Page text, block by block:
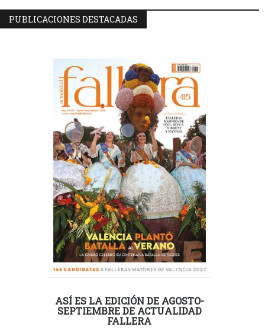
PUBLICACIONES DESTACADAS
ASÍ ES LA EDICIÓN DE AGOSTO-
SEPTIEMBRE DE ACTUALIDAD
FALLERA